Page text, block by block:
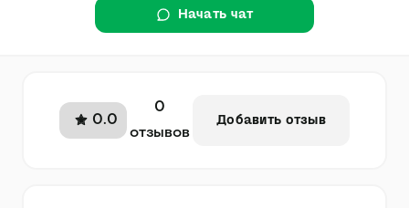
Начать чат
0.0
0
отзывов
Добавить отзыв